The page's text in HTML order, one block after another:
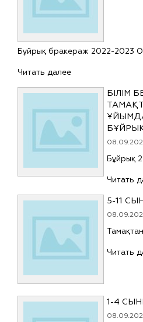
Бұйрық бракераж 2022-2023
Читать далее
БІЛІМ
Бұйрық
Читать
5-11
Читать
1-4